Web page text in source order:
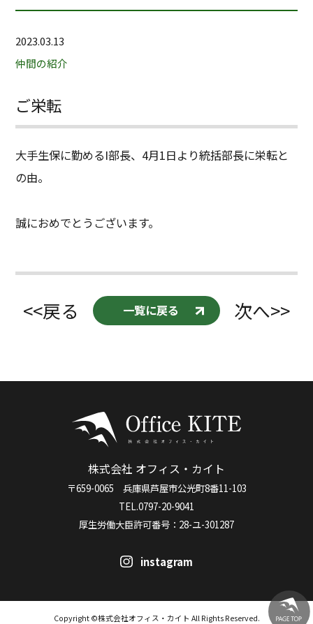
2023.03.13
仲間の紹介
ご栄転
大手生保に勤めるI部長、4月1日より統括部長に栄転と
の由。
誠におめでとうございます。
<<戻る 一覧に戻る 次へ>>
株式会社 オフィス・カイト
〒659-0065 兵庫県芦屋市公光町8番11-103
TEL.0797-20-9041
厚生労働大臣許可番号：28-ユ-301287
instagram
Copyright ©株式会社オフィス・カイト All Rights Reserved.